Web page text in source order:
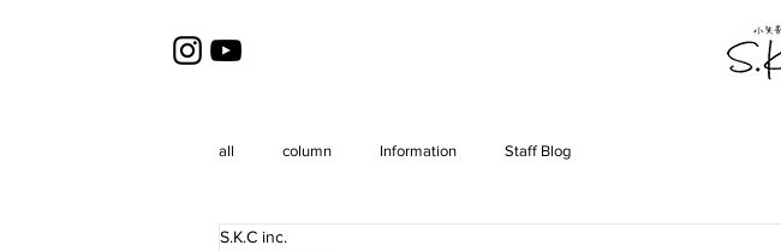
all column Information Staff Blog
S.K.C inc.